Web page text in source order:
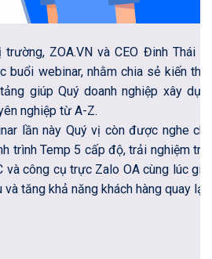
ZOA.VN và CEO Đinh Thái Hà
buổi webinar, nhằm chia sẻ kiến thức
giúp Quý doanh nghiệp xây dựng
nghiệp từ A-Z.
lần này Quý vị còn được nghe chia
trình Temp 5 cấp độ, trải nghiệm trực
và công cụ trực Zalo OA cùng lúc giúp
tăng khả năng khách hàng quay lại.